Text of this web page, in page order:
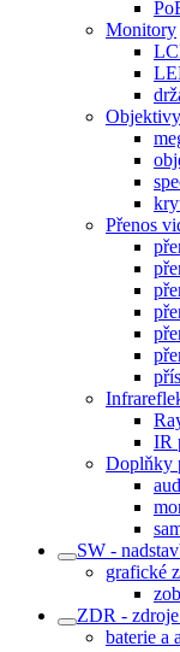
Monitory
Objektivy
Přenos
IR
Doplňky
SW -
grafické
ZDR -
baterie a